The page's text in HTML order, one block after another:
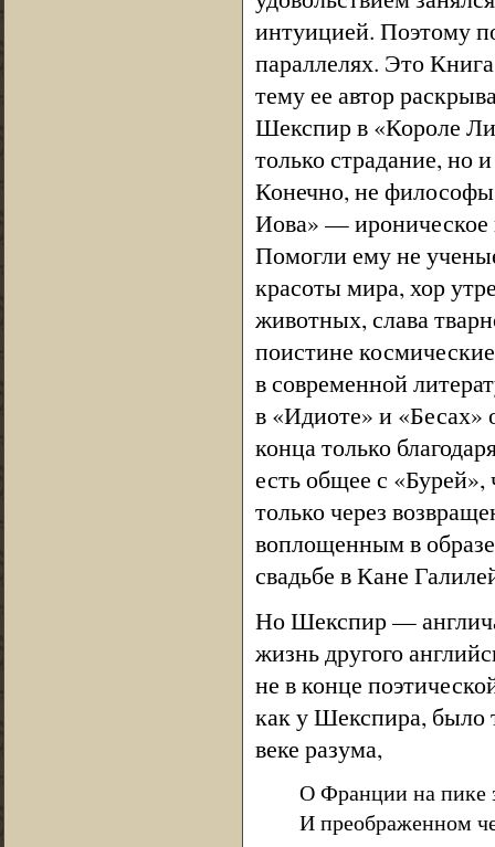
интуицией. Поэтому
параллелях. Это
тему ее автор
Шекспир в «Короле
только страдание, но
Конечно, не
Иова» — ироническое
Помогли ему не
красоты мира, хор
животных, слава
поистине
в современной
в «Идиоте» и «Бесах»
конца только
есть общее с
только через
воплощенным в
свадьбе в Кане
Но Шекспир —
жизнь другого
не в конце
как у Шекспира, было
веке разума,
О Франции на пике
И преображенном